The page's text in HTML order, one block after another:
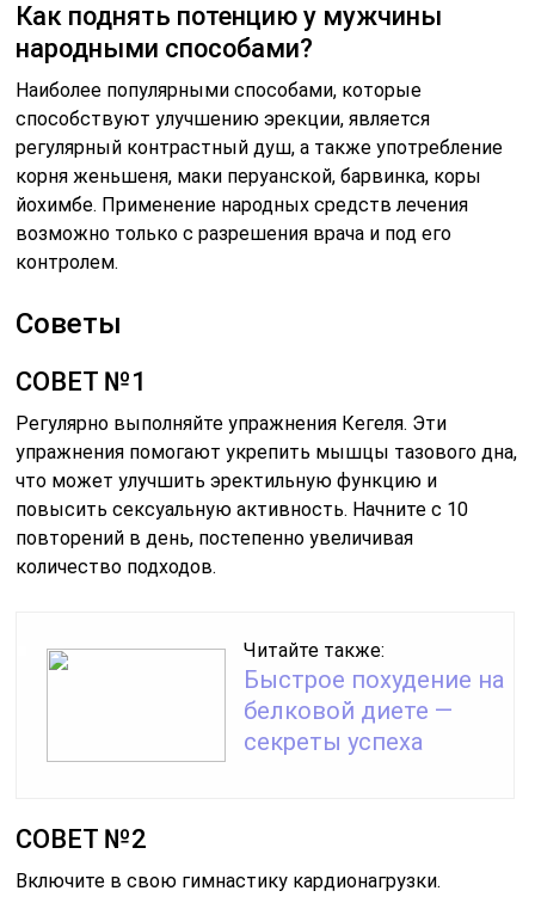
Как поднять потенцию у мужчины
народными способами?
Наиболее популярными способами, которые
способствуют улучшению эрекции, является
регулярный контрастный душ, а также употребление
корня женьшеня, маки перуанской, барвинка, коры
йохимбе. Применение народных средств лечения
возможно только с разрешения врача и под его
контролем.
Советы
СОВЕТ №1
Регулярно выполняйте упражнения Кегеля. Эти
упражнения помогают укрепить мышцы тазового дна,
что может улучшить эректильную функцию и
повысить сексуальную активность. Начните с 10
повторений в день, постепенно увеличивая
количество подходов.
Читайте также:
Быстрое похудение на
белковой диете —
секреты успеха
СОВЕТ №2
Включите в свою гимнастику кардионагрузки.